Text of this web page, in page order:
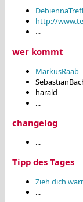
http://
...
wer kommt
MarkusRaab
harald
...
changelog
...
Tipp des Tages
Zieh dich
...